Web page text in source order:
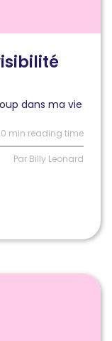
dans ma vie
min reading time
Par Billy Leonard